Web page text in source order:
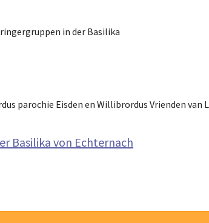
in der Basilika
parochie Eisden en Willibrordus Vrienden van
Basilika von Echternach